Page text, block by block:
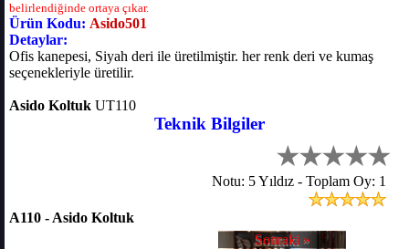
belirlendiğinde ortaya çıkar.
Ürün Kodu: Asido501
Detaylar:
Ofis kanepesi, Siyah deri ile üretilmiştir. her renk deri ve kumaş
seçenekleriyle üretilir.
Asido Koltuk UT110
Teknik Bilgiler
Notu: 5 Yıldız - Toplam Oy: 1
A110 - Asido Koltuk
Sonraki »